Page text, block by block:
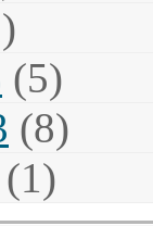
(5)
(8)
(1)